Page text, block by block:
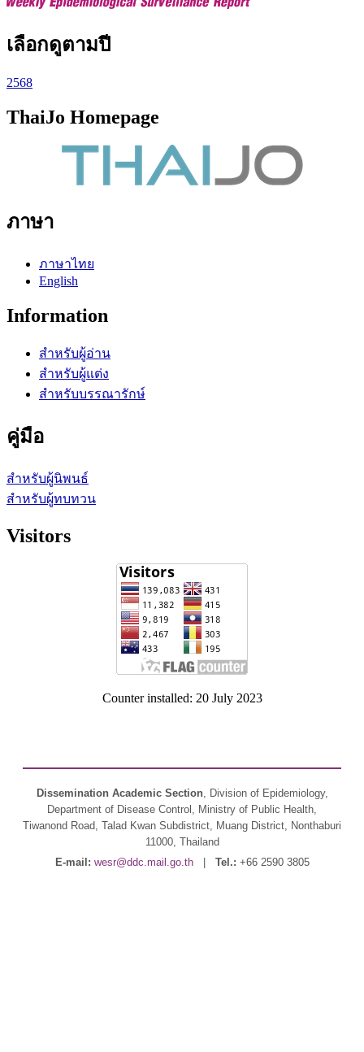
เลือกดูตามปี
2568
ThaiJo Homepage
ภาษา
ภาษาไทย
English
Information
สำหรับผู้อ่าน
สำหรับผู้แต่ง
สำหรับบรรณารักษ์
คู่มือ
สำหรับผู้นิพนธ์
สำหรับผู้ทบทวน
Visitors
Counter installed: 20 July 2023
Dissemination Academic Section, Division of Epidemiology,
Department of Disease Control, Ministry of Public Health,
Tiwanond Road, Talad Kwan Subdistrict, Muang District, Nonthaburi
11000, Thailand
E-mail: wesr@ddc.mail.go.th| Tel.: +66 2590 3805